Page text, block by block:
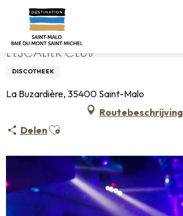
contenu
principal
Home L'Escalier Club
L'ESCALIER CLUB
DISCOTHEEK
La Buzardière, 35400 Saint-Malo
Routebeschrijving
DelenAjouter aux favoris